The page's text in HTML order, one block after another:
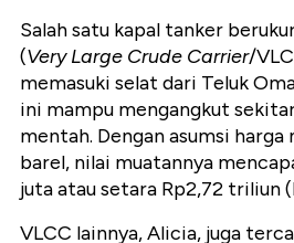
Salah satu kapal tanker
(Very Large Crude Carrier/
memasuki selat dari Teluk
ini mampu mengangkut
mentah. Dengan asumsi
barel, nilai muatannya
juta atau setara Rp2,72 triliun
VLCC lainnya, Alicia, juga